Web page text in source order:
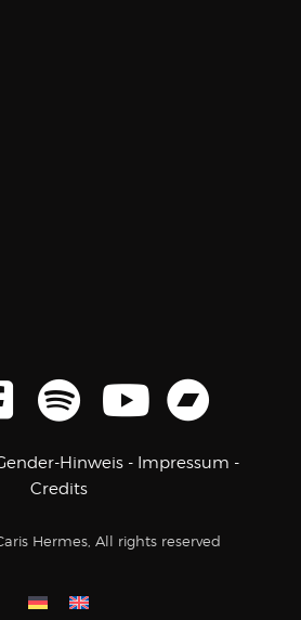
Hinweis - Impressum -
Credits
Hermes, All rights reserved